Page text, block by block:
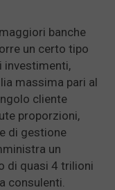
banche
un certo tipo
investimenti,
massima pari al
cliente
proporzioni,
di gestione
un
di quasi 4 trilioni
consulenti.